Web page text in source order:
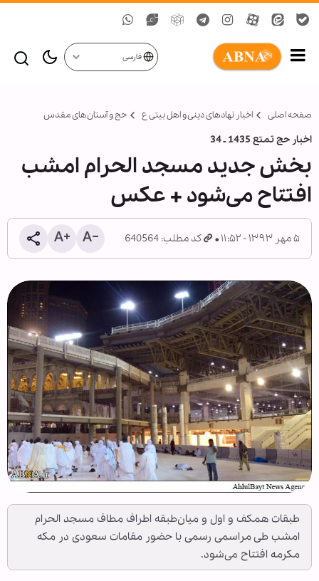
فارسی
صفحه اصلی اخبار نهادهای دینی و اهل بیتی ع حج و آستان‌های مقدس
اخبار حج تمتع 1435 ـ 34
بخش جدید مسجد الحرام امشب
افتتاح می‌شود + عکس
۵ مهر ۱۳۹۳ - ۱۱:۵۲ کد مطلب: 640564
طبقات همکف و اول و میان‌طبقه اطراف مطاف مسجد الحرام
امشب طی مراسمی رسمی با حضور مقامات سعودی در مکه
مکرمه افتتاح می‌شود.